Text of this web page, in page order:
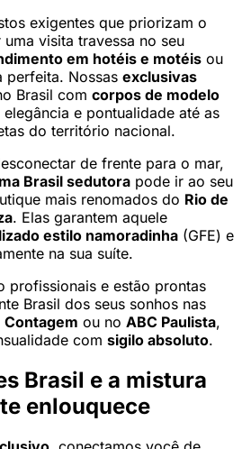
exigentes que priorizam o
visita travessa no seu
em hotéis e motéis ou
perfeita. Nossas exclusivas
Brasil com corpos de modelo
e pontualidade até as
do território nacional.
de frente para o mar,
Brasil sedutora pode ir ao seu
mais renomados do Rio de
. Elas garantem aquele
estilo namoradinha (GFE) e
na sua suíte.
profissionais e estão prontas
Brasil dos seus sonhos nas
Contagem ou no ABC Paulista,
com sigilo absoluto.
Brasil e a mistura
enlouquece